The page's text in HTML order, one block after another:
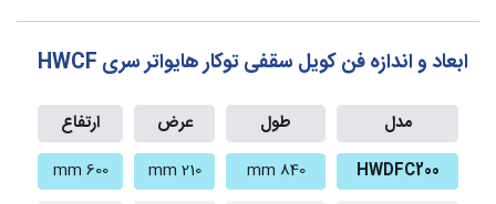
ابعاد و اندازه فن کویل سقفی توکار هایواتر سری HWCF
مدل طول عرض ارتفاع
HWDFC200
840 mm
210 mm
600 mm